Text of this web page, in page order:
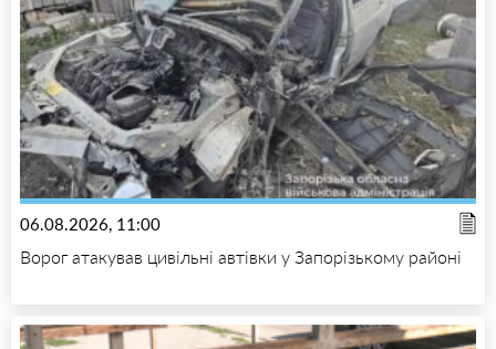
06.08.2026, 11:00
Ворог атакував цивільні автівки у Запорізькому районі